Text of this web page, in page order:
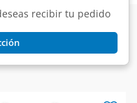
recibir tu pedido
Etapa 3